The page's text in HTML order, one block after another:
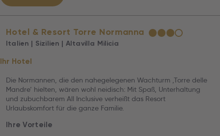
Hotel & Resort Torre Normanna ★★★☆
Italien | Sizilien | Altavilla Milicia
Ihr Hotel
Die Normannen, die den nahegelegenen Wachturm ‚Torre delle
Mandre‘ hielten, wären wohl neidisch: Mit Spaß, Unterhaltung
und zubuchbarem All Inclusive verheißt das Resort
Urlaubskomfort für die ganze Familie.
Ihre Vorteile